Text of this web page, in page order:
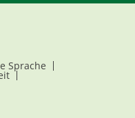
Sprache